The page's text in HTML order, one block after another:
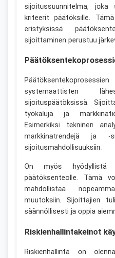
sijoitussuunnitelma,
kriteerit päätöksille.
eristyksissä
sijoittaminen perustuu
systemaattisten
sijoituspäätöksissä.
työkaluja ja
Esimerkiksi tekninen
markkinatrendejä ja -
sijoitusmahdollisuuksiin.
On myös hyödyllistä
päätöksenteolle. Tämä
mahdollistaa
muutoksiin. Sijoittajien
säännöllisesti ja oppia
Riskienhallintakeinot
Riskienhallinta on